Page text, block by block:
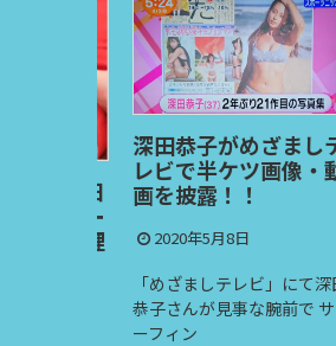
深田恭子がめざましテ
レビで半ケツ画像・動
画を披露！！
2020年5月8日
「めざましテレビ」にて深田
恭子さんが見事な腕前で サ
ーフィン